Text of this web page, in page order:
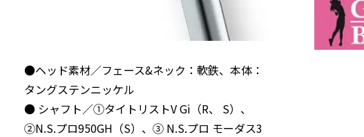
●ヘッド素材／フェース&ネック：軟鉄、本体：
タングステンニッケル
● シャフト／①タイトリストV Gi（R、 S）、
②N.S.プロ950GH（S）、③ N.S.プロ モーダス3